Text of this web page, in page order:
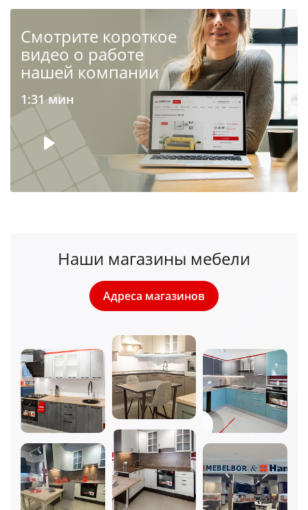
Cмотрите короткое
видео о работе
нашей компании
1:31 мин
Наши магазины мебели
Адреса магазинов